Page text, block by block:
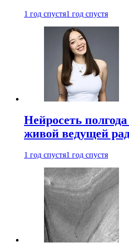
1 год спустя1 год спустя
Нейросеть
живой ведущей
1 год спустя1 год спустя